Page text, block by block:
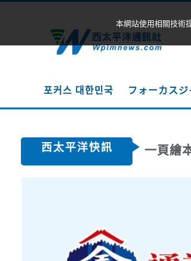
포커스 대한민국 フォーカス
西太平洋快訊 一頁繪
本網站使用相關技術